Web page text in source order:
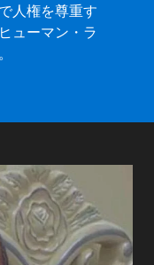
人権を尊重す
ューマン・ラ